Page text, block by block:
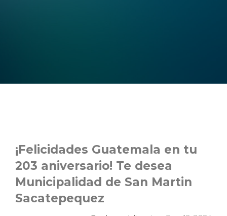
¡Felicidades Guatemala en tu
203 aniversario! Te desea
Municipalidad de San Martin
Sacatepequez